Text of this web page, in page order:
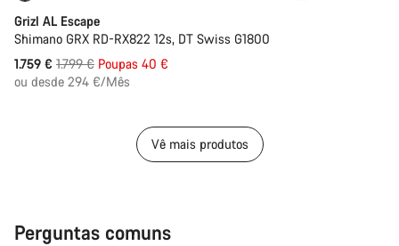
Grizl AL Escape
Shimano GRX RD-RX822 12s, DT Swiss G1800
1.759 € Preço
Original
1.799 € Poupas 40 €
ou desde 294 €/Mês
Vê mais produtos
Perguntas comuns